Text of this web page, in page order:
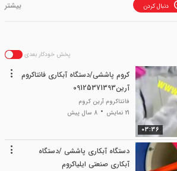
دنبال کردن
پخش خودکار بعدی
03:36
کروم پاششی/دستگاه آبکاری فانتاکروم
آرین09125371393
فانتاکروم آرین کروم
21 نمایش
8 سال پیش
دستگاه آبکاری پاششی /دستگاه
آبکاری صنعتی ایلیاکروم